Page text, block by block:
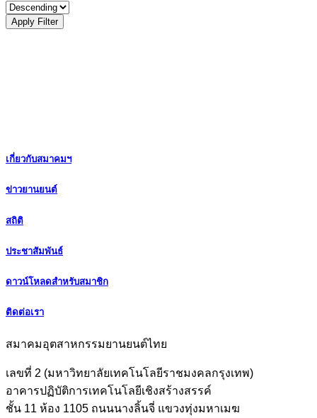
Apply Filter
เกี่ยวกับสมาคมฯ
ข่าวยานยนต์
สถิติ
ประชาสัมพันธ์
ดาวน์โหลดสำหรับสมาชิก
ติดต่อเรา
สมาคมอุตสาหกรรมยานยนต์ไทย
เลขที่ 2 (มหาวิทยาลัยเทคโนโลยีราชมงคลกรุงเทพ)
อาคารปฏิบัติการเทคโนโลยีเชิงสร้างสรรค์
ชั้น 11 ห้อง 1105 ถนนนางลิ้นจี่ แขวงทุ่งมหาเมฆ